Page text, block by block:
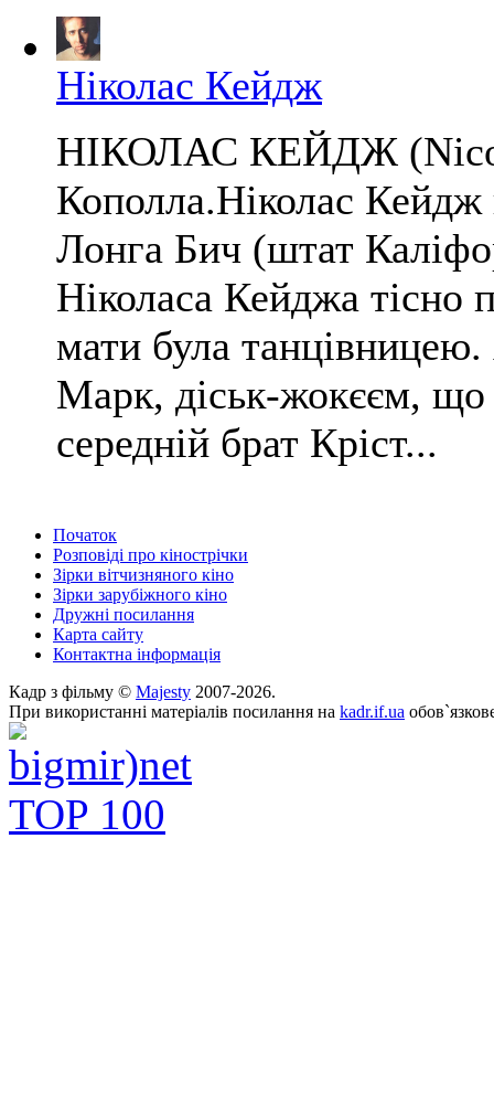
Ніколас Кейдж
НІКОЛАС КЕЙДЖ
Кополла.Ніколас Кейдж
Лонга Бич (штат
Ніколаса Кейджа тісно
мати була
Марк, діськ-жокєєм,
середній брат Кріст...
Початок
Розповіді про кінострічки
Зірки вітчизняного кіно
Зірки зарубіжного кіно
Дружні посилання
Карта сайту
Контактна інформація
Кадр з фільму © Majesty 2007-2026.
При використанні матеріалів посилання на kadr.if.ua